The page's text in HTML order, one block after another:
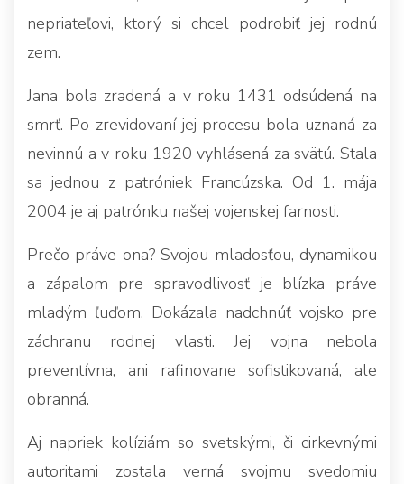
nepriateľovi, ktorý si chcel podrobiť jej rodnú
zem.
Jana bola zradená a v roku 1431 odsúdená na
smrť. Po zrevidovaní jej procesu bola uznaná za
nevinnú a v roku 1920 vyhlásená za svätú. Stala
sa jednou z patróniek Francúzska. Od 1. mája
2004 je aj patrónku našej vojenskej farnosti.
Prečo práve ona? Svojou mladosťou, dynamikou
a zápalom pre spravodlivosť je blízka práve
mladým ľuďom. Dokázala nadchnúť vojsko pre
záchranu rodnej vlasti. Jej vojna nebola
preventívna, ani rafinovane sofistikovaná, ale
obranná.
Aj napriek kolíziám so svetskými, či cirkevnými
autoritami zostala verná svojmu svedomiu